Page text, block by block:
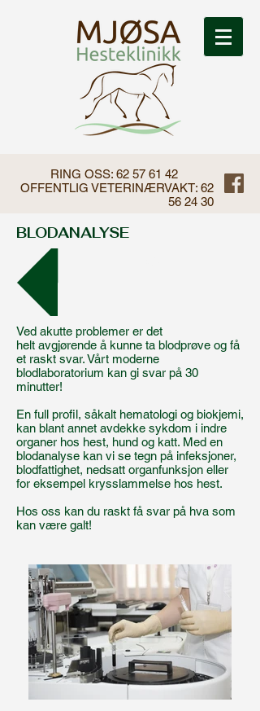
RING OSS: 62 57 61 42
OFFENTLIG VETERINÆRVAKT: 62
56 24 30
BLODANALYSE
Ved akutte problemer er det
helt avgjørende å kunne ta blodprøve og få
et raskt svar. Vårt moderne
blodlaboratorium kan gi svar på 30
minutter!
En full profil, såkalt hematologi og biokjemi,
kan blant annet avdekke sykdom i indre
organer hos hest, hund og katt. Med en
blodanalyse kan vi se tegn på infeksjoner,
blodfattighet, nedsatt organfunksjon eller
for eksempel krysslammelse hos hest.
Hos oss kan du raskt få svar på hva som
kan være galt!